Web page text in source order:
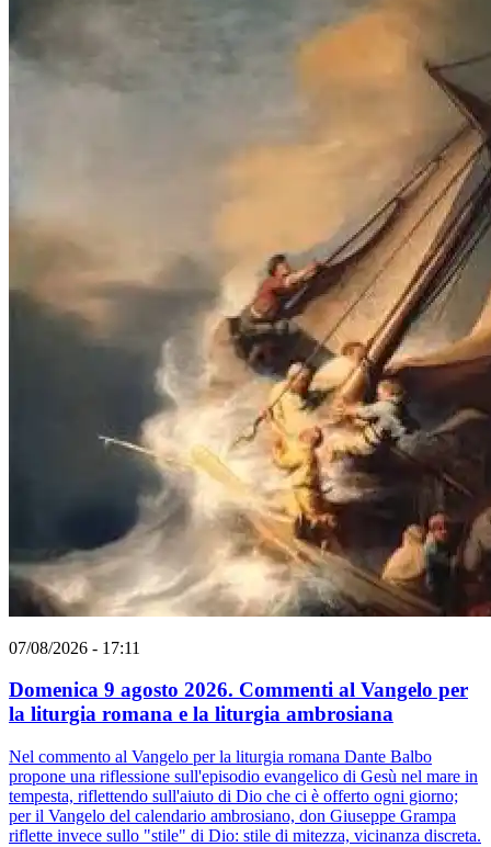
07/08/2026 - 17:11
Domenica 9 agosto 2026. Commenti al Vangelo per
la liturgia romana e la liturgia ambrosiana
Nel commento al Vangelo per la liturgia romana Dante Balbo
propone una riflessione sull'episodio evangelico di Gesù nel mare in
tempesta, riflettendo sull'aiuto di Dio che ci è offerto ogni giorno;
per il Vangelo del calendario ambrosiano, don Giuseppe Grampa
riflette invece sullo "stile" di Dio: stile di mitezza, vicinanza discreta.